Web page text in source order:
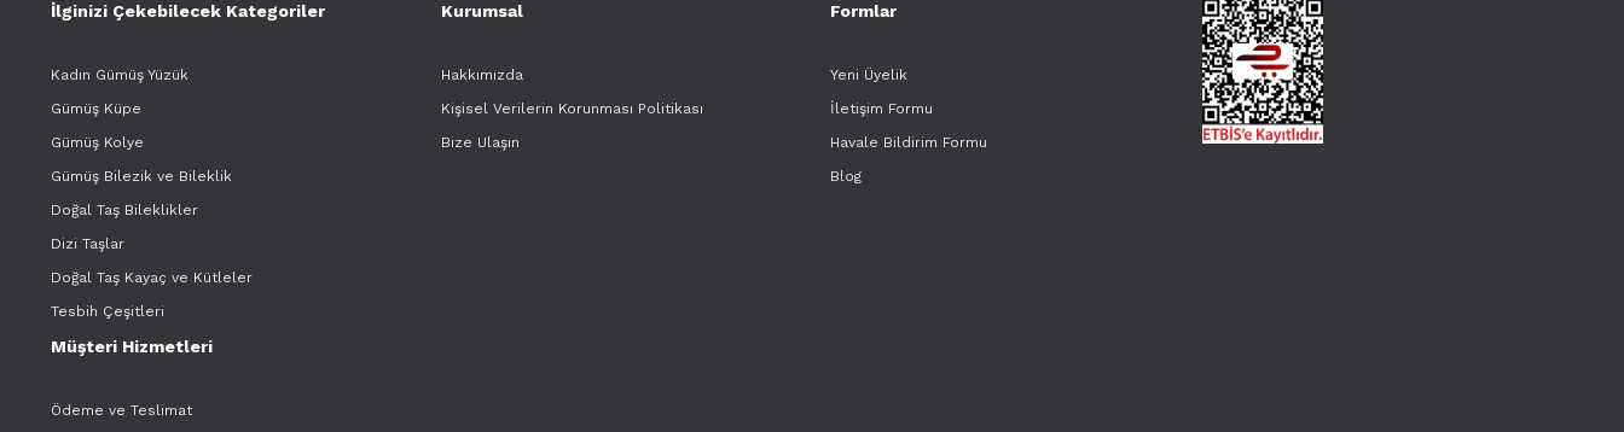
İlginizi Çekebilecek Kategoriler
Kadın Gümüş Yüzük
Gümüş Küpe
Gümüş Kolye
Gümüş Bilezik ve Bileklik
Doğal Taş Bileklikler
Dizi Taşlar
Doğal Taş Kayaç ve Kütleler
Tesbih Çeşitleri
Kurumsal
Hakkımızda
Kişisel Verilerin Korunması Politikası
Bize Ulaşın
Formlar
Yeni Üyelik
İletişim Formu
Havale Bildirim Formu
Blog
Müşteri Hizmetleri
Ödeme ve Teslimat